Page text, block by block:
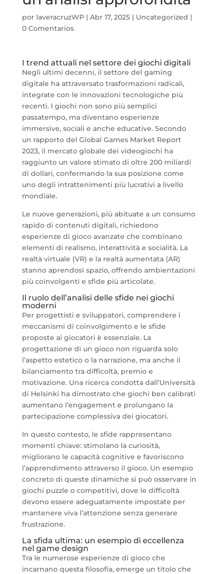
por laveracruzWP| Abr 17, 2025| Uncategorized |
0 Comentarios
I trend attuali nel settore dei giochi digitali
Negli ultimi decenni, il settore del gaming
digitale ha attraversato trasformazioni radicali,
integrate con le innovazioni tecnologiche più
recenti. I giochi non sono più semplici
passatempo, ma diventano esperienze
immersive, sociali e anche educative. Secondo
un rapporto del Global Games Market Report
2023, il mercato globale dei videogiochi ha
raggiunto un valore stimato di oltre 200 miliardi
di dollari, confermando la sua posizione come
uno degli intrattenimenti più lucrativi a livello
mondiale.
Le nuove generazioni, più abituate a un consumo
rapido di contenuti digitali, richiedono
esperienze di gioco avanzate che combinano
elementi di realismo, interattività e socialità. La
realtà virtuale (VR) e la realtà aumentata (AR)
stanno aprendosi spazio, offrendo ambientazioni
più coinvolgenti e sfide più articolate.
Il ruolo dell’analisi delle sfide nei giochi
moderni
Per progettisti e sviluppatori, comprendere i
meccanismi di coinvolgimento e le sfide
proposte ai giocatori è essenziale. La
progettazione di un gioco non riguarda solo
l’aspetto estetico o la narrazione, ma anche il
bilanciamento tra difficoltà, premio e
motivazione. Una ricerca condotta dall’Università
di Helsinki ha dimostrato che giochi ben calibrati
aumentano l’engagement e prolungano la
partecipazione complessiva dei giocatori.
In questo contesto, le sfide rappresentano
momenti chiave: stimolano la curiosità,
migliorano le capacità cognitive e favoriscono
l’apprendimento attraverso il gioco. Un esempio
concreto di queste dinamiche si può osservare in
giochi puzzle o competitivi, dove le difficoltà
devono essere adeguatamente impostate per
mantenere viva l’attenzione senza generare
frustrazione.
La sfida ultima: un esempio di eccellenza
nel game design
Tra le numerose esperienze di gioco che
incarnano questa filosofia, emerge un titolo che